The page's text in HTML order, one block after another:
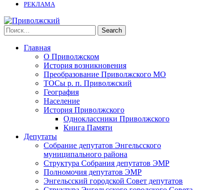
РЕКЛАМА
Главная
О Приволжском
История возникновения
Преобразование Приволжского МО
ТОСы р. п. Приволжский
География
Население
История Приволжского
Одноклассники Приволжского
Книга Памяти
Депутаты
Собрание депутатов Энгельсского
муниципального района
Структура Собрания депутатов ЭМР
Полномочия депутатов ЭМР
Энгельсский городской Совет депутатов